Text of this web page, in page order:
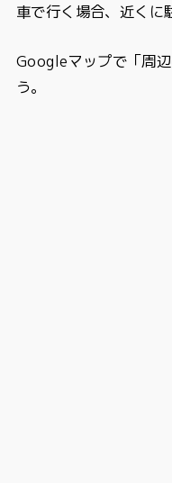
車で行く場合、近くに
Googleマップで「周
う。